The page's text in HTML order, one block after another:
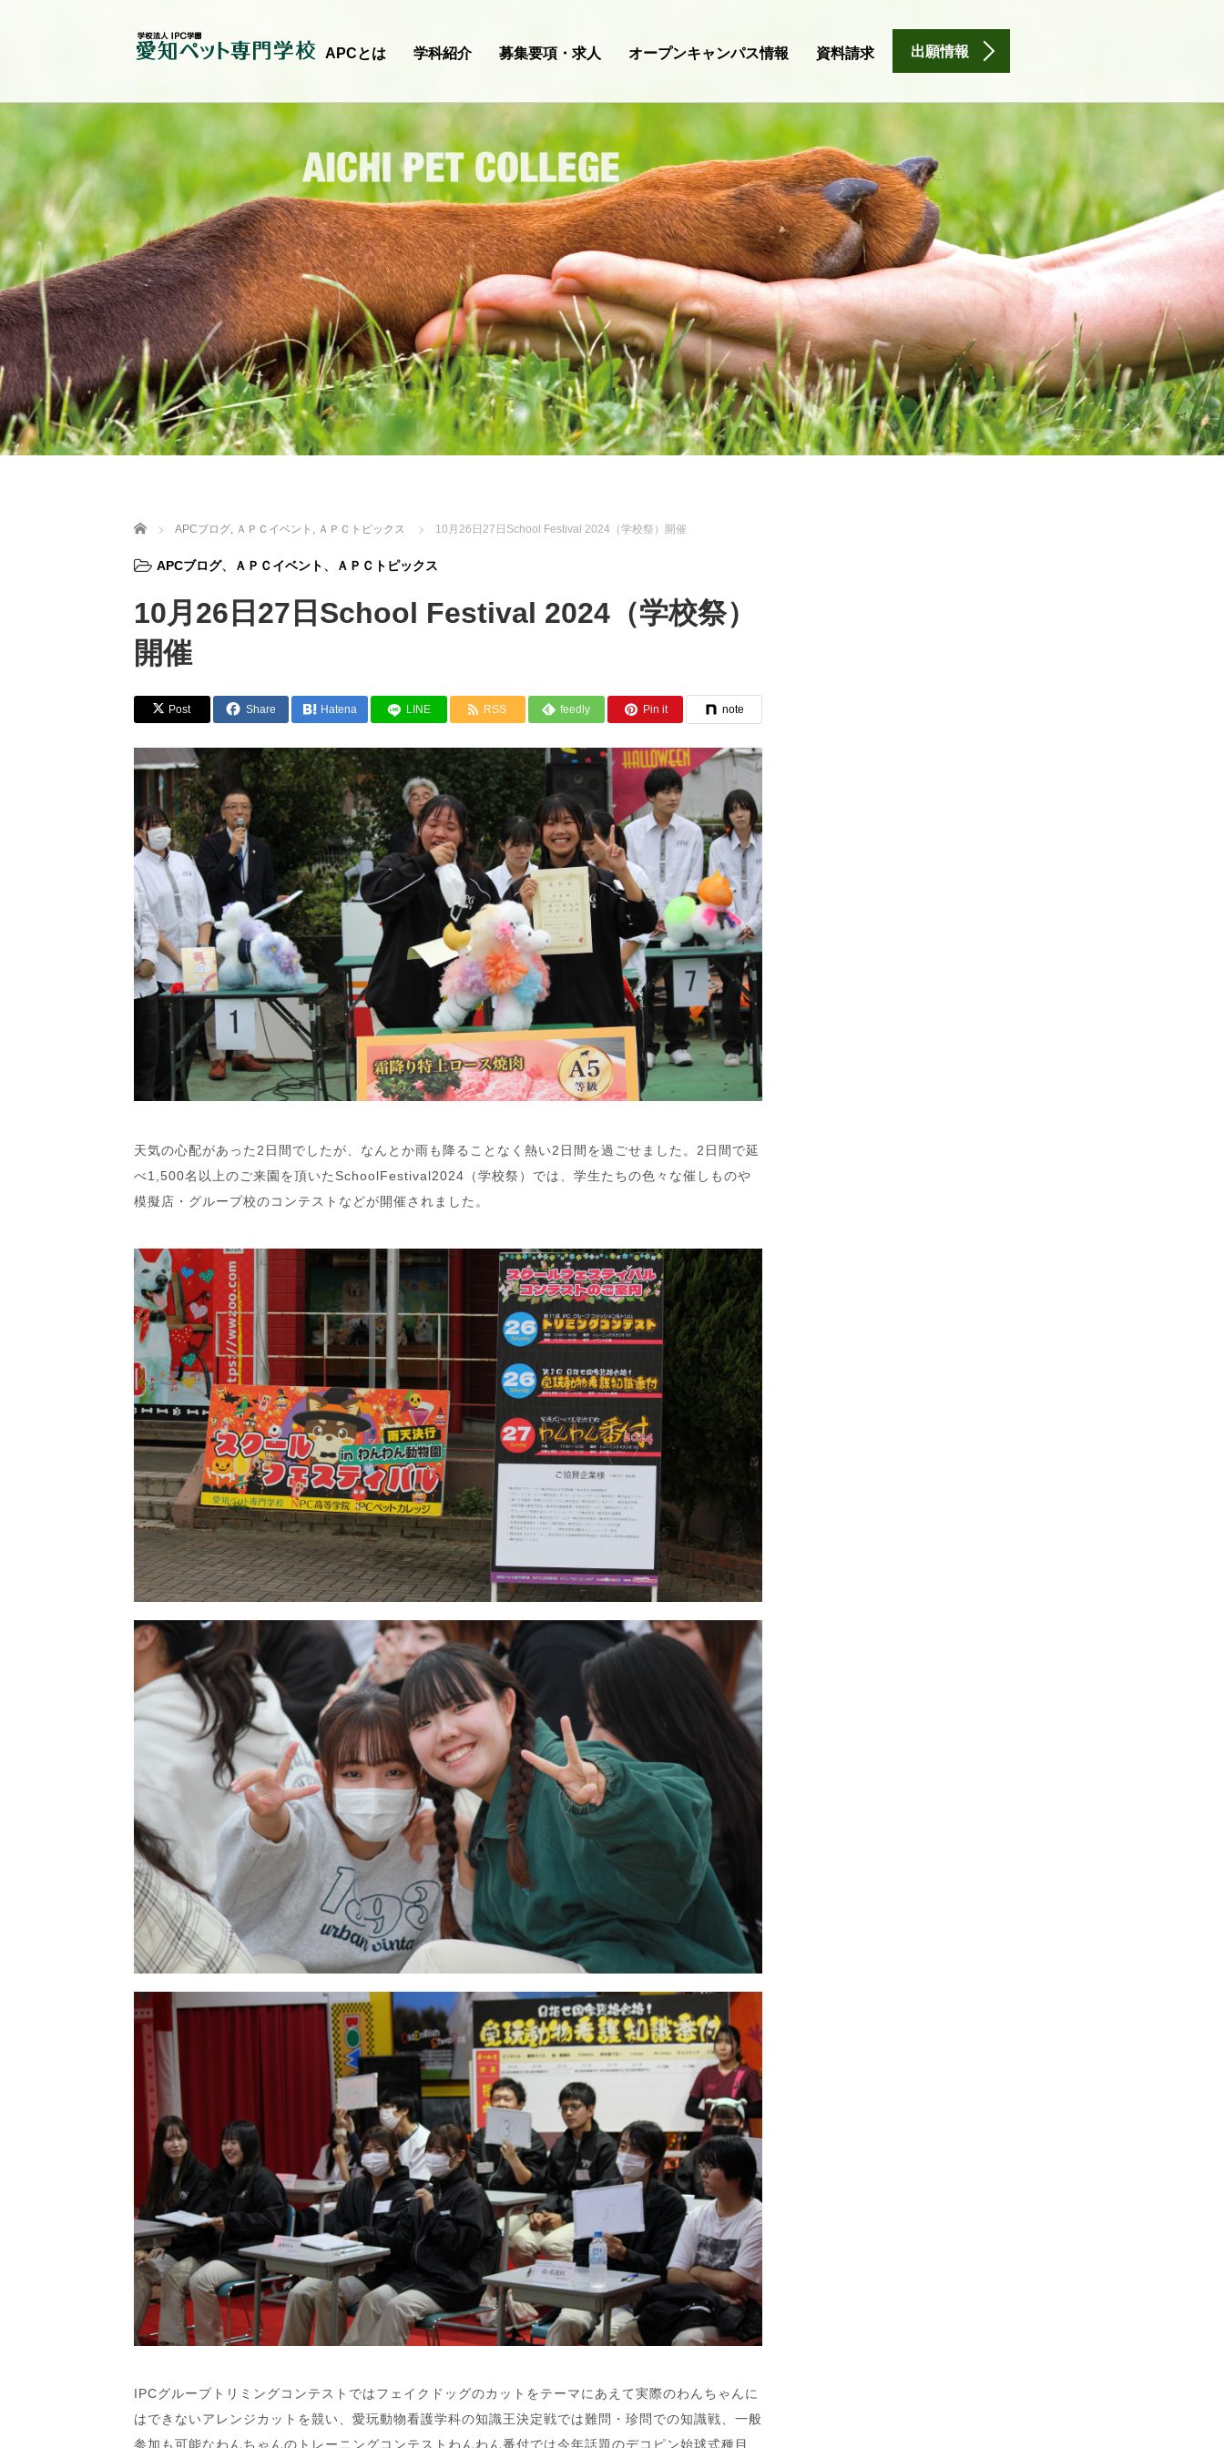
APCとは 学科紹介 募集要項・求人 オープンキャンパス情報 資料請求 出願情報
ホーム APCブログ, ＡＰＣイベント , ＡＰＣトピックス 10月26日27日School Festival 2024（学校祭）開催
APCブログ、 ＡＰＣイベント、 ＡＰＣトピックス
10月26日27日School Festival 2024（学校祭）
開催
Post Share Hatena LINE RSS feedly Pin it note
天気の心配があった2日間でしたが、なんとか雨も降ることなく熱い2日間を過ごせました。2日間で延
べ1,500名以上のご来園を頂いたSchoolFestival2024（学校祭）では、学生たちの色々な催しものや
模擬店・グループ校のコンテストなどが開催されました。
IPCグループトリミングコンテストではフェイクドッグのカットをテーマにあえて実際のわんちゃんに
はできないアレンジカットを競い、愛玩動物看護学科の知識王決定戦では難問・珍問での知識戦、一般
参加も可能なわんちゃんのトレーニングコンテストわんわん番付では今年話題のデコピン始球式種目